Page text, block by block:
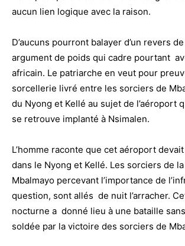
aucun lien logique avec la raison.
D’aucuns pourront balayer d’un revers
argument de poids qui cadre pourtant
africain. Le patriarche en veut pour
sorcellerie livré entre les sorciers de
du Nyong et Kellé au sujet de l’aéroport
se retrouve implanté à Nsimalen.
L’homme raconte que cet aéroport
dans le Nyong et Kellé. Les sorciers de
Mbalmayo percevant l’importance de
question, sont allés de nuit l’arracher.
nocturne a donné lieu à une bataille
soldée par la victoire des sorciers de